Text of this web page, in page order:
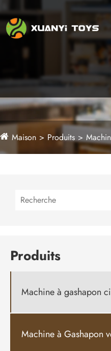
Maison Produits
Produits
Machine à gashapon
Machine à Gashapon